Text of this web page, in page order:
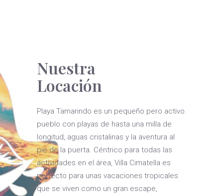
Nuestra
Locación
Playa Tamarindo es un pequeño pero activo
pueblo con playas de hasta una milla de
longitud, aguas cristalinas y la aventura al
pie de la puerta. Céntrico para todas las
actividades en el área, Villa Cimatella es
perfecto para unas vacaciones tropicales
que se viven como un gran escape,